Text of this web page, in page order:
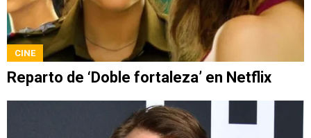
CINE
Reparto de ‘Doble fortaleza’ en Netflix